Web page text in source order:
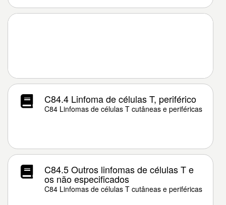
C84.4 Linfoma de células T, periférico
C84 Linfomas de células T cutâneas e periféricas
C84.5 Outros linfomas de células T e
os não especificados
C84 Linfomas de células T cutâneas e periféricas